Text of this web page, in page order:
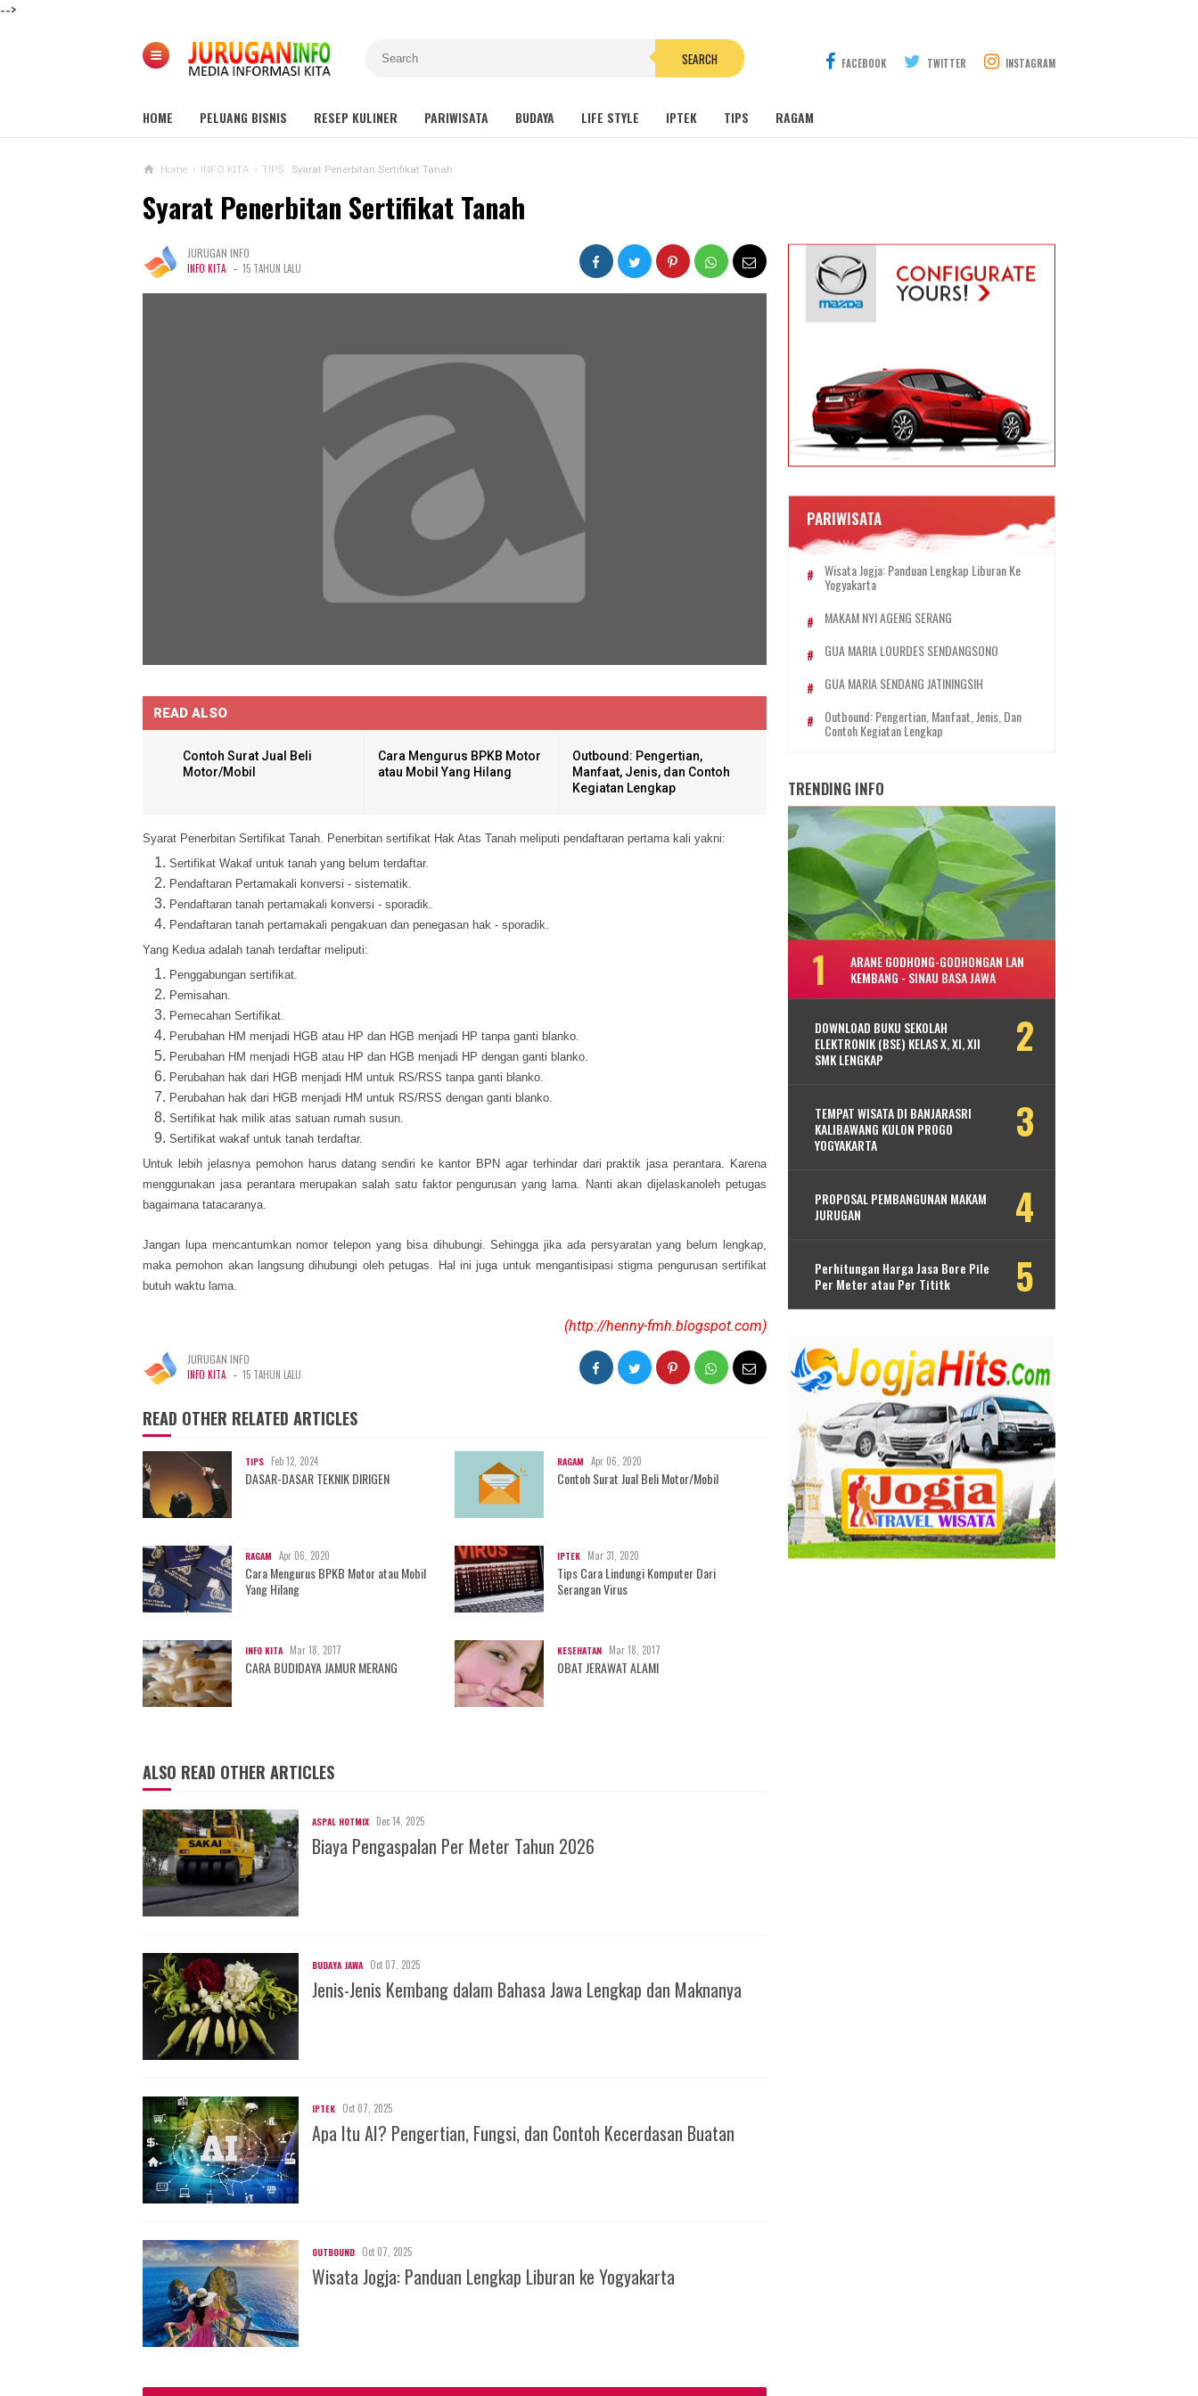
-->
SEARCH FACEBOOK TWITTER INSTAGRAM
HOME PELUANG BISNIS RESEP KULINER PARIWISATA BUDAYA LIFE STYLE IPTEK TIPS RAGAM
Home › INFO KITA › TIPS Syarat Penerbitan Sertifikat Tanah
Syarat Penerbitan Sertifikat Tanah
JURUGAN INFO
INFO KITA - 15 TAHUN LALU
READ ALSO
Contoh Surat Jual Beli
Motor/Mobil
Cara Mengurus BPKB Motor
atau Mobil Yang Hilang
Outbound: Pengertian,
Manfaat, Jenis, dan Contoh
Kegiatan Lengkap
Syarat Penerbitan Sertifikat Tanah. Penerbitan sertifikat Hak Atas Tanah meliputi pendaftaran pertama kali yakni:
Sertifikat Wakaf untuk tanah yang belum terdaftar.
Pendaftaran Pertamakali konversi - sistematik.
Pendaftaran tanah pertamakali konversi - sporadik.
Pendaftaran tanah pertamakali pengakuan dan penegasan hak - sporadik.
Yang Kedua adalah tanah terdaftar meliputi:
Penggabungan sertifikat.
Pemisahan.
Pemecahan Sertifikat.
Perubahan HM menjadi HGB atau HP dan HGB menjadi HP tanpa ganti blanko.
Perubahan HM menjadi HGB atau HP dan HGB menjadi HP dengan ganti blanko.
Perubahan hak dari HGB menjadi HM untuk RS/RSS tanpa ganti blanko.
Perubahan hak dari HGB menjadi HM untuk RS/RSS dengan ganti blanko.
Sertifikat hak milik atas satuan rumah susun.
Sertifikat wakaf untuk tanah terdaftar.
Untuk lebih jelasnya pemohon harus datang sendiri ke kantor BPN agar terhindar dari praktik jasa perantara. Karena
menggunakan jasa perantara merupakan salah satu faktor pengurusan yang lama. Nanti akan dijelaskanoleh petugas
bagaimana tatacaranya.
Jangan lupa mencantumkan nomor telepon yang bisa dihubungi. Sehingga jika ada persyaratan yang belum lengkap,
maka pemohon akan langsung dihubungi oleh petugas. Hal ini juga untuk mengantisipasi stigma pengurusan sertifikat
butuh waktu lama.
(http://henny-fmh.blogspot.com)
JURUGAN INFO
INFO KITA - 15 TAHUN LALU
READ OTHER RELATED ARTICLES
TIPS Feb 12, 2024
DASAR-DASAR TEKNIK DIRIGEN
RAGAM Apr 06, 2020
Contoh Surat Jual Beli Motor/Mobil
RAGAM Apr 06, 2020
Cara Mengurus BPKB Motor atau Mobil
Yang Hilang
IPTEK Mar 31, 2020
Tips Cara Lindungi Komputer Dari
Serangan Virus
INFO KITA Mar 18, 2017
CARA BUDIDAYA JAMUR MERANG
KESEHATAN Mar 18, 2017
OBAT JERAWAT ALAMI
ALSO READ OTHER ARTICLES
ASPAL HOTMIX Dec 14, 2025
Biaya Pengaspalan Per Meter Tahun 2026
BUDAYA JAWA Oct 07, 2025
Jenis-Jenis Kembang dalam Bahasa Jawa Lengkap dan Maknanya
IPTEK Oct 07, 2025
Apa Itu AI? Pengertian, Fungsi, dan Contoh Kecerdasan Buatan
OUTBOUND Oct 07, 2025
Wisata Jogja: Panduan Lengkap Liburan ke Yogyakarta
PARIWISATA
Wisata Jogja: Panduan Lengkap Liburan Ke
Yogyakarta
MAKAM NYI AGENG SERANG
GUA MARIA LOURDES SENDANGSONO
GUA MARIA SENDANG JATININGSIH
Outbound: Pengertian, Manfaat, Jenis, Dan
Contoh Kegiatan Lengkap
TRENDING INFO
ARANE GODHONG-GODHONGAN LAN
KEMBANG - SINAU BASA JAWA
DOWNLOAD BUKU SEKOLAH
ELEKTRONIK (BSE) KELAS X, XI, XII
SMK LENGKAP
TEMPAT WISATA DI BANJARASRI
KALIBAWANG KULON PROGO
YOGYAKARTA
PROPOSAL PEMBANGUNAN MAKAM
JURUGAN
Perhitungan Harga Jasa Bore Pile
Per Meter atau Per Tititk